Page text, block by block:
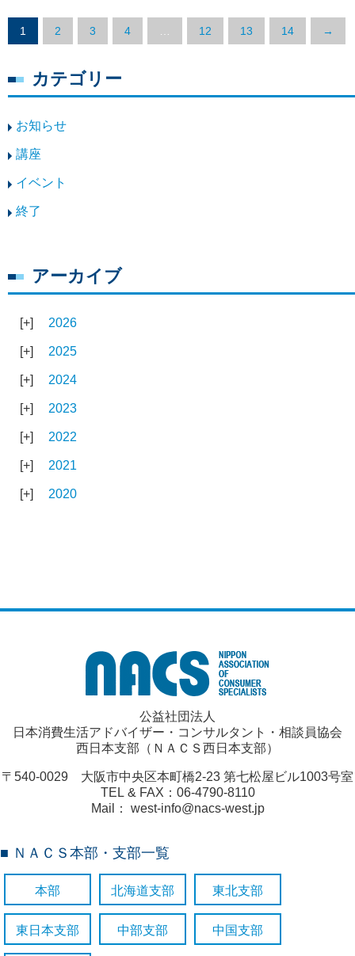
1 2 3 4 12 13 14 →
カテゴリー
お知らせ
講座
イベント
終了
アーカイブ
2026
2025
2024
2023
2022
2021
2020
公益社団法人
日本消費生活アドバイザー・コンサルタント・相談員協会
西日本支部（ＮＡＣＳ西日本支部）
〒540-0029 大阪市中央区本町橋2-23 第七松屋ビル1003号室
TEL & FAX：06-4790-8110
Mail： west-info@nacs-west.jp
■ ＮＡＣＳ本部・支部一覧
本部 北海道支部 東北支部
東日本支部 中部支部 中国支部